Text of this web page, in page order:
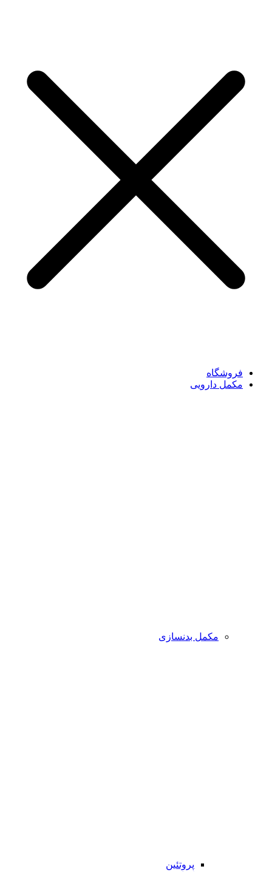
فروشگاه
مکمل دارویی
مکمل بدنسازی
پروتئین